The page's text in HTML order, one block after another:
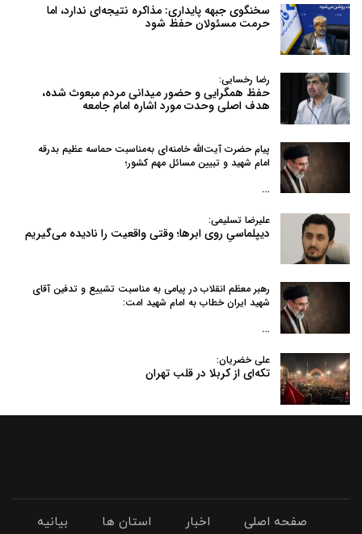
سخنگوی جبهه پایداری: مذاکره نتیجه‌ای ندارد، اما
حرمت مسئولان حفظ شود
رضا رخسایی:
حفظ همگرایی و حضور میدانی مردم مبعوث شده،
هدف اصلی وحدت مورد اشاره امام جامعه
پیام حضرت آیت‌الله خامنه‌ای به‌مناسبت حماسه عظیم بدرقه
امام شهید و تبیین مسائل مهم کشور؛
…
علیرضا تسلیمی:
دیپلماسیِ روی ابرها؛ وقتی واقعیت را نادیده می‌گیریم
رهبر معظم انقلاب در پیامی به‌ مناسبت تشییع و تدفین آقای
شهید ایران خطاب به امام شهید امت:
…
علی خضریان:
تکه‌ای از کربلا در قلب تهران
صفحه اصلی اخبار استان ها بیانیه